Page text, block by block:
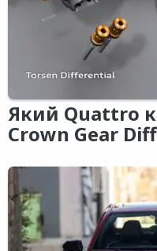
Який Quattro
Crown Gear